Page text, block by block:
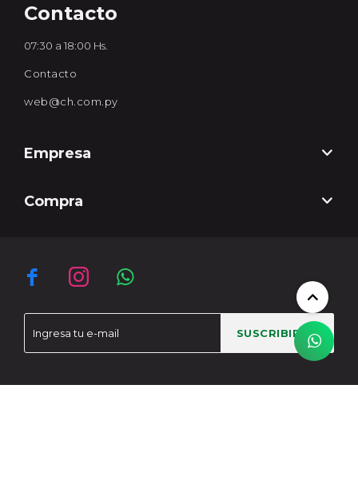
  
SUSCRIBIRME
Contacto
07:30 a 18:00 Hs.
Contacto
web@ch.com.py
Empresa
Compra